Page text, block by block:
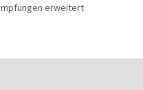
erweitert